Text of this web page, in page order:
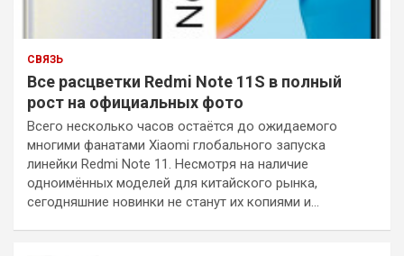
СВЯЗЬ
Все расцветки Redmi Note 11S в полный
рост на официальных фото
Всего несколько часов остаётся до ожидаемого
многими фанатами Xiaomi глобального запуска
линейки Redmi Note 11. Несмотря на наличие
одноимённых моделей для китайского рынка,
сегодняшние новинки не станут их копиями и…